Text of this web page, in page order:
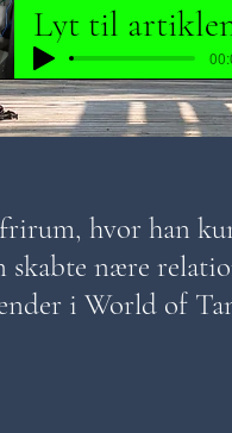
Lyt til
hvor han
skabte nære
i World of